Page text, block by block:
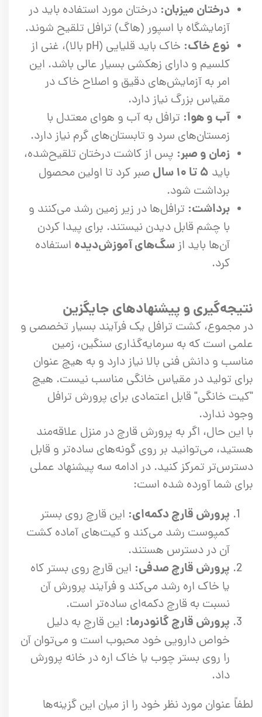
درختان میزبان: درختان مورد استفاده باید در
آزمایشگاه با اسپور (هاگ) ترافل تلقیح شوند.
نوع خاک:
خاک باید قلیایی (pH بالا)، غنی از
کلسیم و دارای زهکشی بسیار عالی باشد. این
امر به آزمایش‌های دقیق و اصلاح خاک در
مقیاس بزرگ نیاز دارد.
آب و هوا: ترافل به آب و هوای معتدل با
زمستان‌های سرد و تابستان‌های گرم نیاز دارد.
زمان و صبر: پس از کاشت درختان تلقیح‌شده،
باید ۵ تا ۱۰ سال
صبر کرد تا اولین محصول
برداشت شود.
برداشت: ترافل‌ها در زیر زمین رشد می‌کنند و
با چشم قابل دیدن نیستند. برای پیدا کردن
آن‌ها باید ازسگ‌های آموزش‌دیده استفاده
کرد.
نتیجه‌گیری و پیشنهادهای جایگزین
در مجموع، کشت ترافل یک فرآیند بسیار تخصصی و
علمی است که به سرمایه‌گذاری سنگین، زمین
مناسب و دانش فنی بالا نیاز دارد و به هیچ عنوان
برای تولید در مقیاس خانگی مناسب نیست. هیچ
"کیت خانگی" قابل اعتمادی برای پرورش ترافل
وجود ندارد.
با این حال، اگر به پرورش قارچ در منزل علاقه‌مند
هستید، می‌توانید بر روی گونه‌های ساده‌تر و قابل
دسترس‌تر تمرکز کنید. در ادامه سه پیشنهاد عملی
برای شما آورده شده است:
پرورش قارچ دکمه‌ای: این قارچ روی بستر
کمپوست رشد می‌کند و کیت‌های آماده کشت
آن در دسترس هستند.
پرورش قارچ صدفی: این قارچ روی بستر کاه
یا خاک اره رشد می‌کند و فرآیند پرورش آن
نسبت به قارچ دکمه‌ای ساده‌تر است.
پرورش قارچ گانودرما: این قارچ به دلیل
خواص دارویی خود محبوب است و می‌توان آن
را روی بستر چوب یا خاک اره در خانه پرورش
داد.
لطفاً عنوان مورد نظر خود را از میان این گزینه‌ها